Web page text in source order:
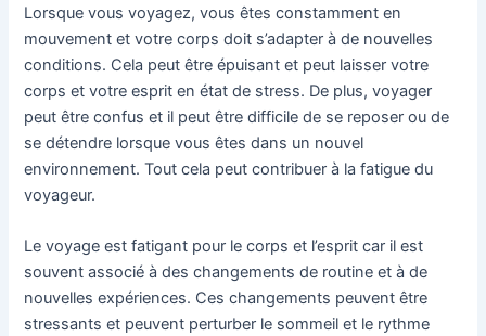
Lorsque vous voyagez, vous êtes constamment en
mouvement et votre corps doit s’adapter à de nouvelles
conditions. Cela peut être épuisant et peut laisser votre
corps et votre esprit en état de stress. De plus, voyager
peut être confus et il peut être difficile de se reposer ou de
se détendre lorsque vous êtes dans un nouvel
environnement. Tout cela peut contribuer à la fatigue du
voyageur.
Le voyage est fatigant pour le corps et l’esprit car il est
souvent associé à des changements de routine et à de
nouvelles expériences. Ces changements peuvent être
stressants et peuvent perturber le sommeil et le rythme